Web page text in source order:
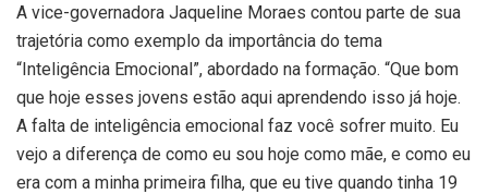
A vice-governadora Jaqueline Moraes contou parte de sua
trajetória como exemplo da importância do tema
“Inteligência Emocional”, abordado na formação. “Que bom
que hoje esses jovens estão aqui aprendendo isso já hoje.
A falta de inteligência emocional faz você sofrer muito. Eu
vejo a diferença de como eu sou hoje como mãe, e como eu
era com a minha primeira filha, que eu tive quando tinha 19